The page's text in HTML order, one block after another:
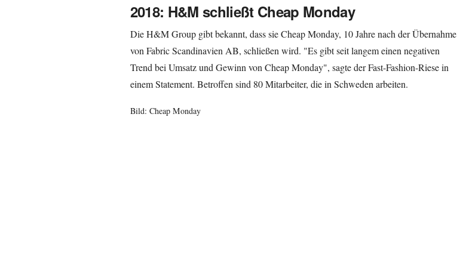
2018: H&M schließt Cheap Monday
Die H&M Group gibt bekannt, dass sie Cheap Monday, 10 Jahre nach der Übernahme
von Fabric Scandinavien AB, schließen wird. "Es gibt seit langem einen negativen
Trend bei Umsatz und Gewinn von Cheap Monday", sagte der Fast-Fashion-Riese in
einem Statement. Betroffen sind 80 Mitarbeiter, die in Schweden arbeiten.
Bild: Cheap Monday